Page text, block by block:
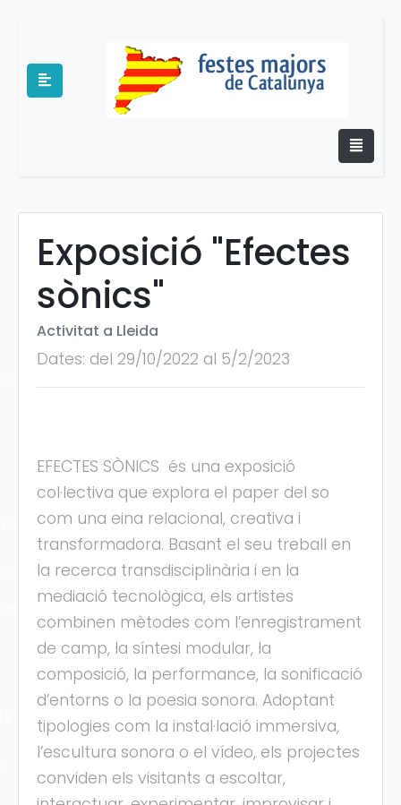
Exposició "Efectes
sònics"
Activitat a Lleida
Dates: del 29/10/2022 al 5/2/2023
EFECTES SÒNICS és una exposició
col·lectiva que explora el paper del so
com una eina relacional, creativa i
transformadora. Basant el seu treball en
la recerca transdisciplinària i en la
mediació tecnològica, els artistes
combinen mètodes com l’enregistrament
de camp, la síntesi modular, la
composició, la performance, la sonificació
d’entorns o la poesia sonora. Adoptant
tipologies com la instal·lació immersiva,
l’escultura sonora o el vídeo, els projectes
conviden els visitants a escoltar,